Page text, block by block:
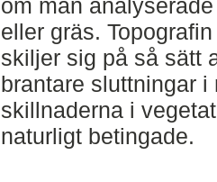
om man
eller gräs.
skiljer sig på så sätt
brantare sluttningar
skillnaderna i
naturligt betingade.